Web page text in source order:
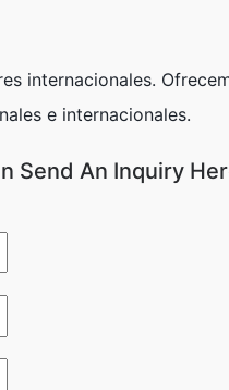
internacionales.
e internacionales.
Send An Inquiry